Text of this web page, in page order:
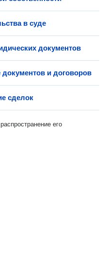
в суде
документов
и договоров
сделок
его